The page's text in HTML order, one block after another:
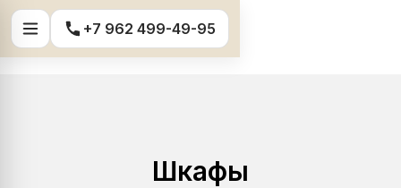
+7 962 499-49-95
Главная / Каталог
Шкафы